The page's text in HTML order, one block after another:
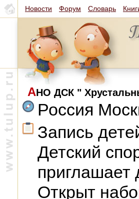
Новости Форум Словарь
АНО ДСК "
Россия
Запись
Детский
приглашает
Открыт